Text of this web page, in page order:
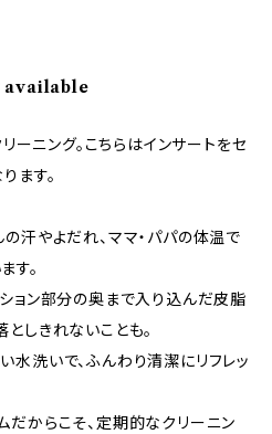
available
ニング。こちらはインサートをセ
ます。
汗やよだれ、ママ・パパの体温で
す。
ョン部分の奥まで入り込んだ皮脂
しきれないことも。
水洗いで、ふんわり清潔にリフレッ
だからこそ、定期的なクリーニン